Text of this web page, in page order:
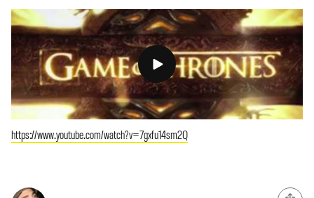
https://www.youtube.com/watch?v=7gxfu14sm2Q